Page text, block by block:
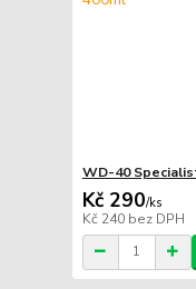
WD-40
Kč 290/ks
Kč 240 bez DPH